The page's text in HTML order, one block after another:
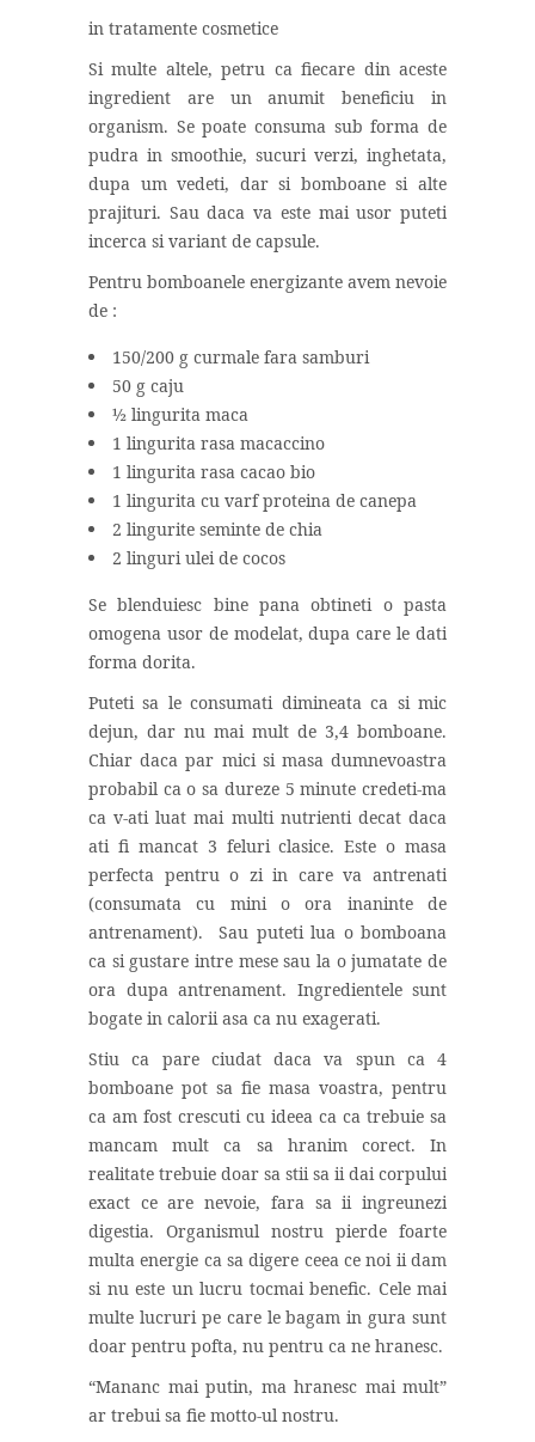
in tratamente cosmetice
Si multe altele, petru ca fiecare din aceste
ingredient are un anumit beneficiu in
organism. Se poate consuma sub forma de
pudra in smoothie, sucuri verzi, inghetata,
dupa um vedeti, dar si bomboane si alte
prajituri. Sau daca va este mai usor puteti
incerca si variant de capsule.
Pentru bomboanele energizante avem nevoie
de :
150/200 g curmale fara samburi
50 g caju
½ lingurita maca
1 lingurita rasa macaccino
1 lingurita rasa cacao bio
1 lingurita cu varf proteina de canepa
2 lingurite seminte de chia
2 linguri ulei de cocos
Se blenduiesc bine pana obtineti o pasta
omogena usor de modelat, dupa care le dati
forma dorita.
Puteti sa le consumati dimineata ca si mic
dejun, dar nu mai mult de 3,4 bomboane.
Chiar daca par mici si masa dumnevoastra
probabil ca o sa dureze 5 minute credeti-ma
ca v-ati luat mai multi nutrienti decat daca
ati fi mancat 3 feluri clasice. Este o masa
perfecta pentru o zi in care va antrenati
(consumata cu mini o ora inaninte de
antrenament).
Sau puteti lua o bomboana
ca si gustare intre mese sau la o jumatate de
ora dupa antrenament. Ingredientele sunt
bogate in calorii asa ca nu exagerati.
Stiu ca pare ciudat daca va spun ca 4
bomboane pot sa fie masa voastra, pentru
ca am fost crescuti cu ideea ca ca trebuie sa
mancam mult ca sa hranim corect. In
realitate trebuie doar sa stii sa ii dai corpului
exact ce are nevoie, fara sa ii ingreunezi
digestia. Organismul nostru pierde foarte
multa energie ca sa digere ceea ce noi ii dam
si nu este un lucru tocmai benefic. Cele mai
multe lucruri pe care le bagam in gura sunt
doar pentru pofta, nu pentru ca ne hranesc.
“Mananc mai putin, ma hranesc mai mult”
ar trebui sa fie motto-ul nostru.